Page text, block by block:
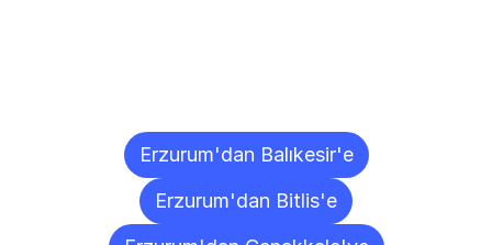
Erzurum'dan Balıkesir'e
Erzurum'dan Bitlis'e